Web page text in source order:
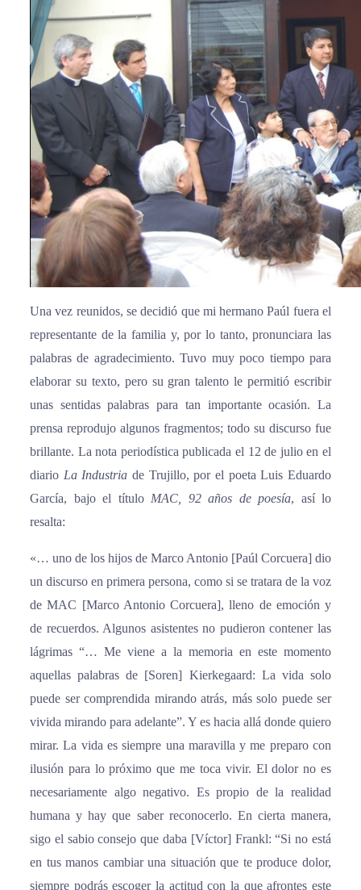
Una vez reunidos, se decidió que mi hermano Paúl fuera el
representante de la familia y, por lo tanto, pronunciara las
palabras de agradecimiento. Tuvo muy poco tiempo para
elaborar su texto, pero su gran talento le permitió escribir
unas sentidas palabras para tan importante ocasión. La
prensa reprodujo algunos fragmentos; todo su discurso fue
brillante. La nota periodística publicada el 12 de julio en el
diario La Industria de Trujillo, por el poeta Luis Eduardo
García, bajo el título MAC, 92 años de poesía, así lo
resalta:
«… uno de los hijos de Marco Antonio [Paúl Corcuera] dio
un discurso en primera persona, como si se tratara de la voz
de MAC [Marco Antonio Corcuera], lleno de emoción y
de recuerdos. Algunos asistentes no pudieron contener las
lágrimas “… Me viene a la memoria en este momento
aquellas palabras de [Soren] Kierkegaard: La vida solo
puede ser comprendida mirando atrás, más solo puede ser
vivida mirando para adelante”. Y es hacia allá donde quiero
mirar. La vida es siempre una maravilla y me preparo con
ilusión para lo próximo que me toca vivir. El dolor no es
necesariamente algo negativo. Es propio de la realidad
humana y hay que saber reconocerlo. En cierta manera,
sigo el sabio consejo que daba [Víctor] Frankl: “Si no está
en tus manos cambiar una situación que te produce dolor,
siempre podrás escoger la actitud con la que afrontes este